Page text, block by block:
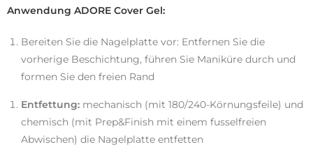
Anwendung ADORE Cover Gel:
Bereiten Sie die Nagelplatte vor: Entfernen Sie die
vorherige Beschichtung, führen Sie Maniküre durch und
formen Sie den freien Rand
Entfettung: mechanisch (mit 180/240-Körnungsfeile) und
chemisch (mit Prep&Finish mit einem fusselfreien
Abwischen) die Nagelplatte entfetten